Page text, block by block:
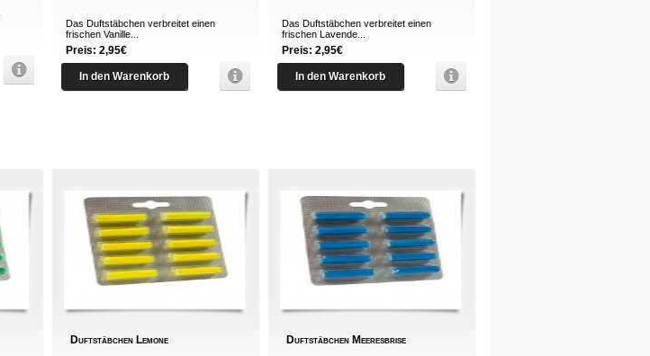
Das Duftstäbchen verbreitet einen
frischen Vanille...
Preis: 2,95€
In den Warenkorb
Das Duftstäbchen verbreitet einen
frischen Lavende...
Preis: 2,95€
In den Warenkorb
Duftstäbchen Lemone Duftstäbchen Meeresbrise